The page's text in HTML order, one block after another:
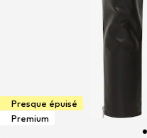
Presque épuisé
Premium